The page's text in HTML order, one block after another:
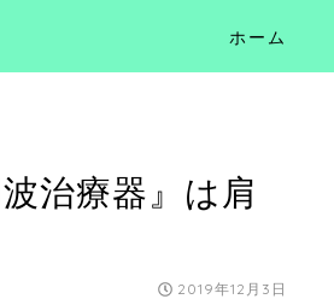
ホーム
治療器』は肩
2019年12月3日